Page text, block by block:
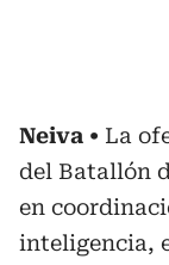
Neiva
La
del Batallón
en
inteligencia,